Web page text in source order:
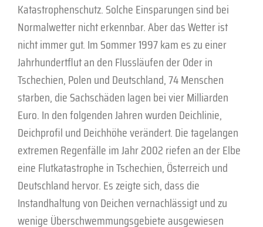
Katastrophenschutz. Solche Einsparungen sind bei
Normalwetter nicht erkennbar. Aber das Wetter ist
nicht immer gut. Im Sommer 1997 kam es zu einer
Jahrhundertflut an den Flussläufen der Oder in
Tschechien, Polen und Deutschland, 74 Menschen
starben, die Sachschäden lagen bei vier Milliarden
Euro. In den folgenden Jahren wurden Deichlinie,
Deichprofil und Deichhöhe verändert. Die tagelangen
extremen Regenfälle im Jahr 2002 riefen an der Elbe
eine Flutkatastrophe in Tschechien, Österreich und
Deutschland hervor. Es zeigte sich, dass die
Instandhaltung von Deichen vernachlässigt und zu
wenige Überschwemmungsgebiete ausgewiesen